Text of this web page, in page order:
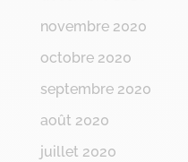
novembre 2020
octobre 2020
septembre 2020
août 2020
juillet 2020